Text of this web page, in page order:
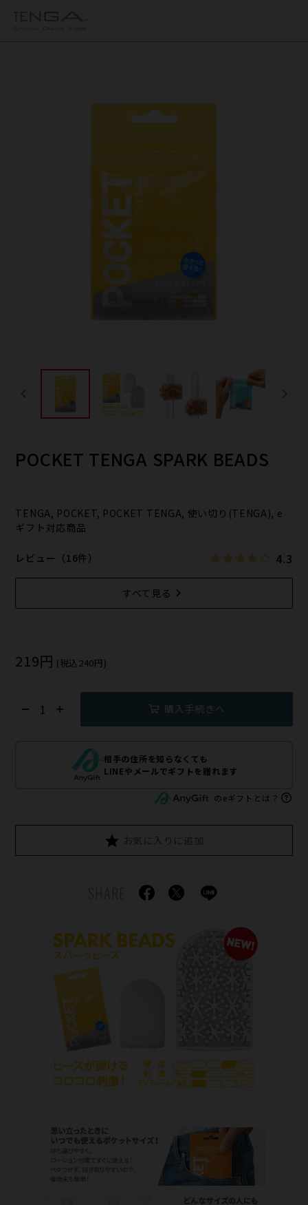
POCKET TENGA SPARK BEADS
TENGA, POCKET, POCKET TENGA, 使い切り(TENGA), e
ギフト対応商品
レビュー（16件） 4.3
すべて見る
219円 (税込240円)
購入手続きへ
相手の住所を知らなくても
LINEやメールでギフトを贈れます
のeギフトとは？
お気に入りに追加